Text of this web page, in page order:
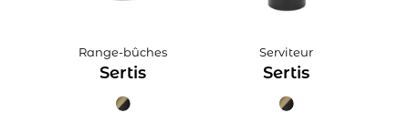
Range-bûches
Sertis
Serviteur
Sertis